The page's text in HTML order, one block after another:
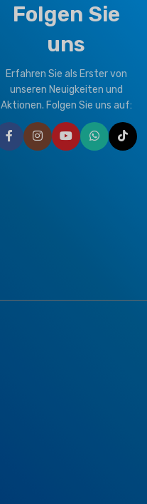
Folgen Sie
uns
Erfahren Sie als Erster von
unseren Neuigkeiten und
Aktionen. Folgen Sie uns auf: